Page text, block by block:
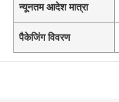
न्यूनतम आदेश मात्रा
पैकेजिंग विवरण